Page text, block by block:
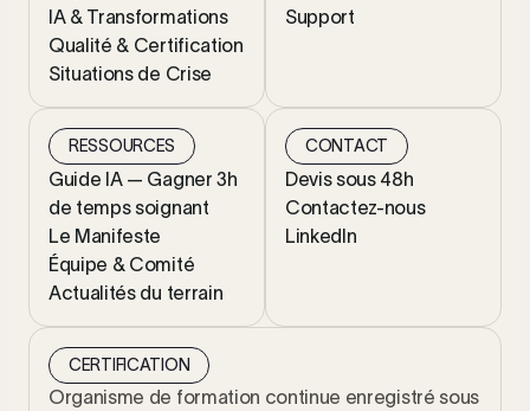
IA & Transformations
Qualité & Certification
Situations de Crise
Support
RESSOURCES
Guide IA — Gagner 3h
de temps soignant
Le Manifeste
Équipe & Comité
Actualités du terrain
CONTACT
Devis sous 48h
Contactez-nous
LinkedIn
CERTIFICATION
Organisme de formation continue enregistré sous